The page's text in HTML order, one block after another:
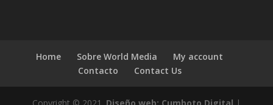
Home Sobre World Media
My account
Contacto
Contact Us